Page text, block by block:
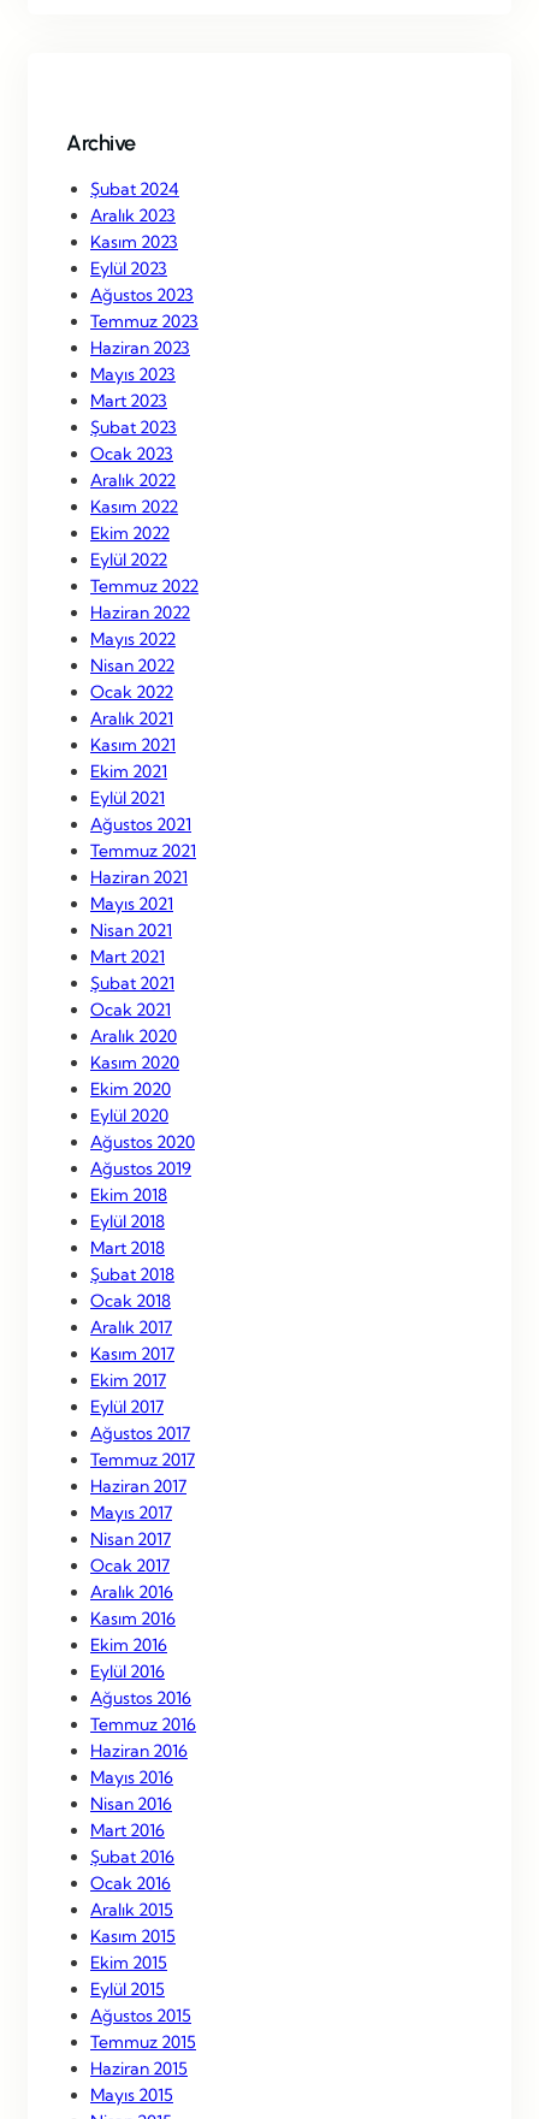
Archive
Şubat 2024
Aralık 2023
Kasım 2023
Eylül 2023
Ağustos 2023
Temmuz 2023
Haziran 2023
Mayıs 2023
Mart 2023
Şubat 2023
Ocak 2023
Aralık 2022
Kasım 2022
Ekim 2022
Eylül 2022
Temmuz 2022
Haziran 2022
Mayıs 2022
Nisan 2022
Ocak 2022
Aralık 2021
Kasım 2021
Ekim 2021
Eylül 2021
Ağustos 2021
Temmuz 2021
Haziran 2021
Mayıs 2021
Nisan 2021
Mart 2021
Şubat 2021
Ocak 2021
Aralık 2020
Kasım 2020
Ekim 2020
Eylül 2020
Ağustos 2020
Ağustos 2019
Ekim 2018
Eylül 2018
Mart 2018
Şubat 2018
Ocak 2018
Aralık 2017
Kasım 2017
Ekim 2017
Eylül 2017
Ağustos 2017
Temmuz 2017
Haziran 2017
Mayıs 2017
Nisan 2017
Ocak 2017
Aralık 2016
Kasım 2016
Ekim 2016
Eylül 2016
Ağustos 2016
Temmuz 2016
Haziran 2016
Mayıs 2016
Nisan 2016
Mart 2016
Şubat 2016
Ocak 2016
Aralık 2015
Kasım 2015
Ekim 2015
Eylül 2015
Ağustos 2015
Temmuz 2015
Haziran 2015
Mayıs 2015